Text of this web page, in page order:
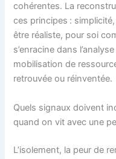
cohérentes. La
ces principes :
être réaliste, pour soi
s’enracine dans
mobilisation de
retrouvée ou réinventée.
Quels signaux doivent
quand on vit avec une
L’isolement, la peur de